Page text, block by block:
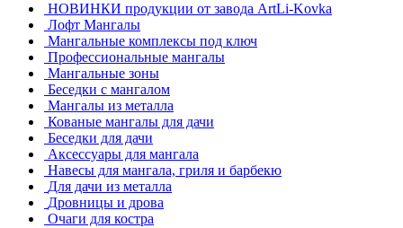
НОВИНКИ продукции от завода ArtLi-Kovka
Лофт Мангалы
Мангальные комплексы под ключ
Профессиональные мангалы
Мангальные зоны
Беседки с мангалом
Мангалы из металла
Кованые мангалы для дачи
Беседки для дачи
Аксессуары для мангала
Навесы для мангала, гриля и барбекю
Для дачи из металла
Дровницы и дрова
Очаги для костра